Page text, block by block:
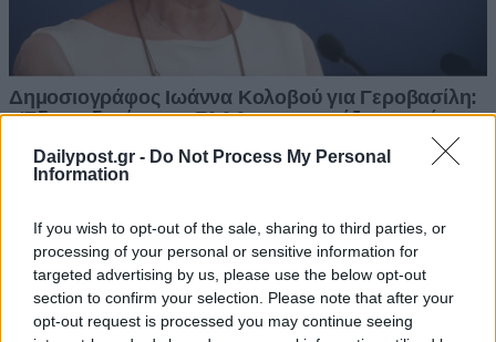
Dailypost.gr - Do Not Process My Personal
Information
If you wish to opt-out of the sale, sharing to third parties, or
processing of your personal or sensitive information for
targeted advertising by us, please use the below opt-out
section to confirm your selection. Please note that after your
opt-out request is processed you may continue seeing